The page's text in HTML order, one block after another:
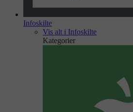
Infoskilte
Vis alt i Infoskilte
Kategorier